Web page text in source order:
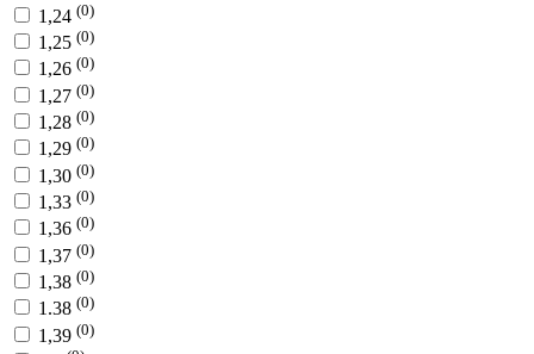
1,24 (0)
1,25 (0)
1,26 (0)
1,27 (0)
1,28 (0)
1,29 (0)
1,30 (0)
1,33 (0)
1,36 (0)
1,37 (0)
1,38 (0)
1.38 (0)
1,39 (0)